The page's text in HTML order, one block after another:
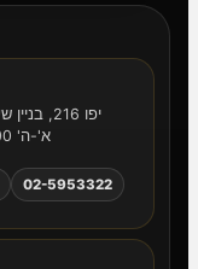
יפו 216, בניין שערי העיר, קומה 2, ירושלים 9438307
א'-ה' 08:00–18:00 ו׳ 08:00 - 13:00
02-5953322